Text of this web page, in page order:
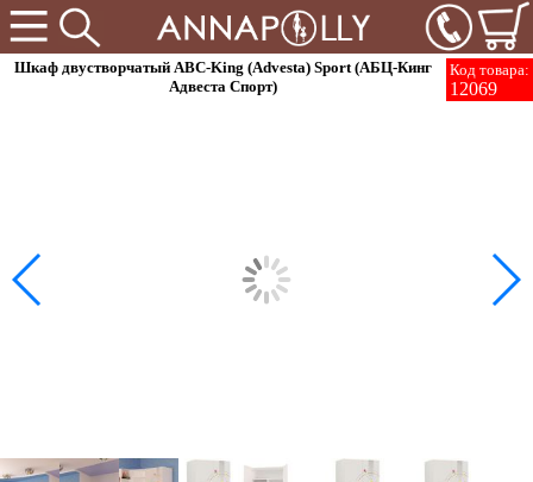
Код товара:
12069
Шкаф двустворчатый ABC-King (Advesta) Sport (АБЦ-Кинг
Адвеста Спорт)